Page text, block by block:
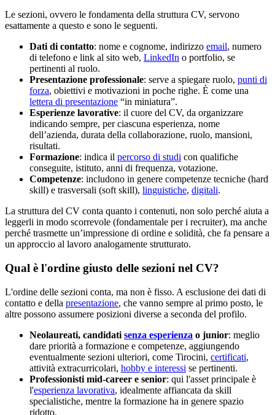
Le sezioni, ovvero le fondamenta della struttura CV, servono
esattamente a questo e sono le seguenti.
Dati di contatto: nome e cognome, indirizzo email, numero
di telefono e link al sito web, LinkedIn o portfolio, se
pertinenti al ruolo.
Presentazione professionale: serve a spiegare ruolo, punti di
forza, obiettivi e motivazioni in poche righe. È come una
lettera di presentazione “in miniatura”.
Esperienze lavorative: il cuore del CV, da organizzare
indicando sempre, per ciascuna esperienza, nome
dell’azienda, durata della collaborazione, ruolo, mansioni,
risultati.
Formazione: indica il percorso di studi con qualifiche
conseguite, istituto, anni di frequenza, votazione.
Competenze: includono in genere competenze tecniche (hard
skill) e trasversali (soft skill), linguistiche, digitali.
La struttura del CV conta quanto i contenuti, non solo perché aiuta a
leggerli in modo scorrevole (fondamentale per i recruiter), ma anche
perché trasmette un’impressione di ordine e solidità, che fa pensare a
un approccio al lavoro analogamente strutturato.
Qual è l'ordine giusto delle sezioni nel CV?
L'ordine delle sezioni conta, ma non è fisso. A esclusione dei dati di
contatto e della presentazione, che vanno sempre al primo posto, le
altre possono assumere posizioni diverse a seconda del profilo.
Neolaureati, candidati senza esperienza o junior: meglio
dare priorità a formazione e competenze, aggiungendo
eventualmente sezioni ulteriori, come Tirocini, certificati,
attività extracurricolari, hobby e interessi se pertinenti.
Professionisti mid-career e senior: qui l'asset principale è
l'esperienza lavorativa, idealmente affiancata da skill
specialistiche, mentre la formazione ha in genere spazio
ridotto.